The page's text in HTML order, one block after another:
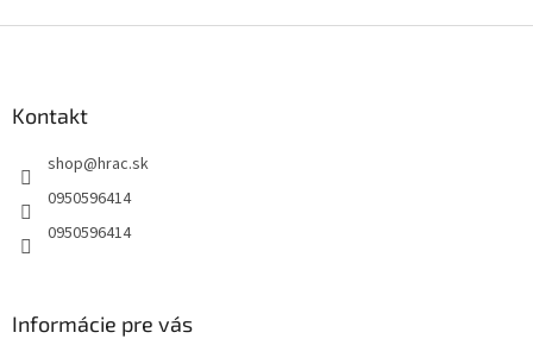
Kontakt
shop@hrac.sk
0950596414
0950596414
Informácie pre vás